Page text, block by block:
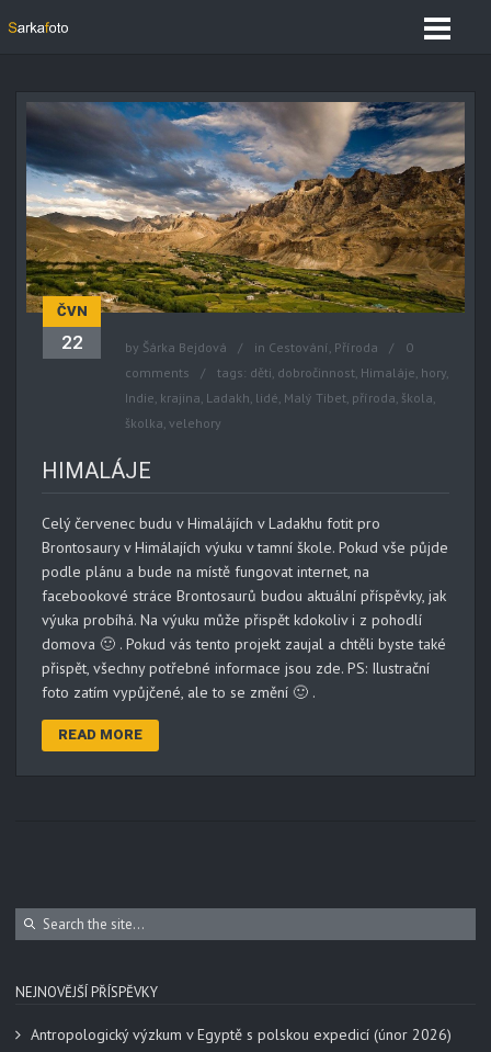
ČVN
22 by Šárka Bejdová in Cestování, Příroda
0
comments
tags: děti, dobročinnost, Himaláje, hory,
Indie, krajina, Ladakh, lidé, Malý Tibet, příroda, škola,
školka, velehory
HIMALÁJE
Celý červenec budu v Himalájích v Ladakhu fotit pro
Brontosaury v Himálajích výuku v tamní škole. Pokud vše půjde
podle plánu a bude na místě fungovat internet, na
facebookové stráce Brontosaurů budou aktuální příspěvky, jak
výuka probíhá. Na výuku může přispět kdokoliv i z pohodlí
domova 🙂 . Pokud vás tento projekt zaujal a chtěli byste také
přispět, všechny potřebné informace jsou zde. PS: Ilustrační
foto zatím vypůjčené, ale to se změní 🙂 .
READ MORE
NEJNOVĚJŠÍ PŘÍSPĚVKY
Antropologický výzkum v Egyptě s polskou expedicí (únor 2026)